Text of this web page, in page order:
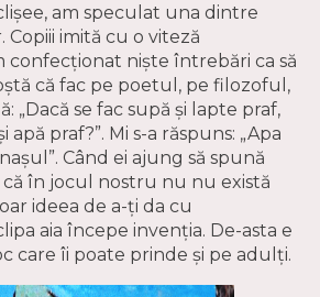
am speculat una dintre
Copiii imită cu o viteză
confecţionat nişte întrebări ca să
că fac pe poetul, pe filozoful,
„Dacă se fac supă şi lapte praf,
apă praf?”. Mi s-a răspuns: „Apa
Când ei ajung să spună
că în jocul nostru nu nu există
ideea de a-ţi da cu
aia începe invenţia. De-asta e
care îi poate prinde şi pe adulţi.